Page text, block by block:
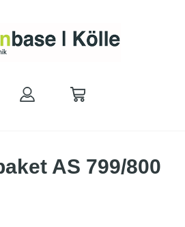
AS 799/800